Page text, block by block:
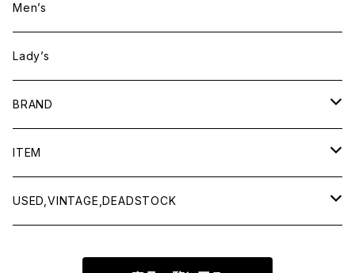
Men’s
Lady’s
BRAND
BAICYCLON by bagjack
Baserange
ITEM
Men
USED,VINTAGE,DEADSTOCK